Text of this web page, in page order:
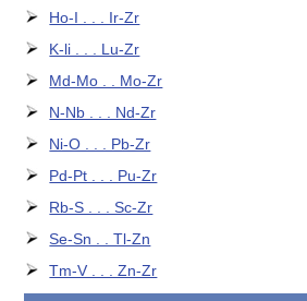
Ho-I . . . Ir-Zr
K-li . . . Lu-Zr
Md-Mo . . Mo-Zr
N-Nb . . . Nd-Zr
Ni-O . . . Pb-Zr
Pd-Pt . . . Pu-Zr
Rb-S . . . Sc-Zr
Se-Sn . . Tl-Zn
Tm-V . . . Zn-Zr